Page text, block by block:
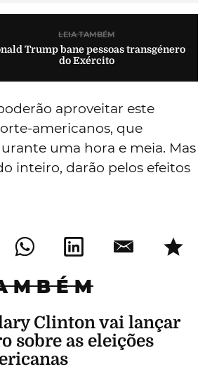
LEIA TAMBÉM
Trump bane pessoas transgénero
do Exército
aproveitar este
americanos, que
uma hora e meia. Mas
inteiro, darão pelos efeitos
Clinton vai lançar
sobre as eleições